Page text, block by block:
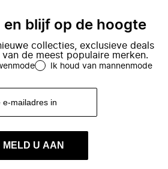
en blijf op de hoogte
collecties, exclusieve deals
de meest populaire merken.
Ik houd van mannenmode
MELD U AAN